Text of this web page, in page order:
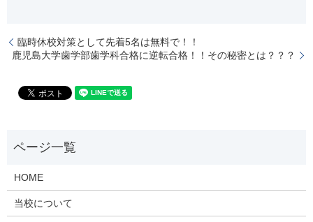
臨時休校対策として先着5名は無料で！！
鹿児島大学歯学部歯学科合格に逆転合格！！その秘密とは？？？
HOME
当校について